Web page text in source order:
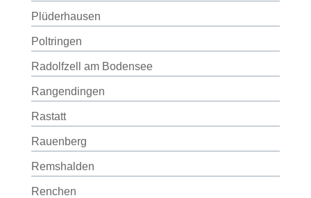
Plüderhausen
Poltringen
Radolfzell am Bodensee
Rangendingen
Rastatt
Rauenberg
Remshalden
Renchen